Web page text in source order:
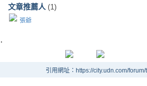
文章推薦人 (1)
張爺
.
引用網址：https://city.udn.com/